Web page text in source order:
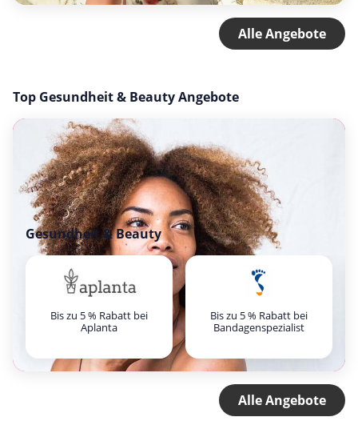
Alle Angebote
Top Gesundheit & Beauty Angebote
Gesundheit & Beauty
Bis zu 5 % Rabatt bei
Aplanta
Bis zu 5 % Rabatt bei
Bandagenspezialist
Alle Angebote